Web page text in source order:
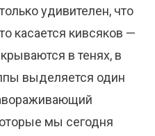
удивителен, что
касается кивсяков —
в тенях, в
выделяется один
мы сегодня